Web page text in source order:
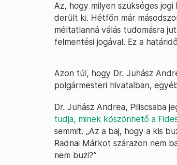
Az, hogy milyen szükséges
derült ki. Hétfőn már
méltatlanná válás tudomásra
felmentési jogával. Ez a
Azon túl, hogy Dr. Juhász
polgármesteri hivatalban,
Dr. Juhász Andrea, Piliscsaba
tudja, minek köszönhető a
semmit. „Az a baj, hogy a kis
Radnai Márkot szárazon nem
nem buzi?”